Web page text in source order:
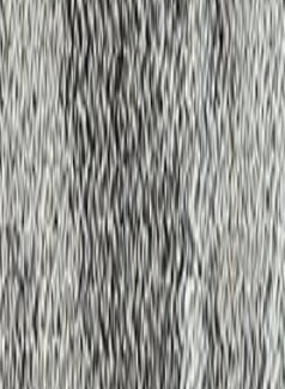
％
ク|エコマーク|グリーンラベル
電性|撥水 防汚加工品|原着糸
ク|日本製|タフテッド|グッド